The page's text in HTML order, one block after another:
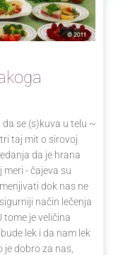
se (s)kuva u telu ~
taj mit o sirovoj
da je hrana
meri - čajeva su
dok nas ne
način lečenja
tome je veličina
lek i da nam lek
dobro za nas,